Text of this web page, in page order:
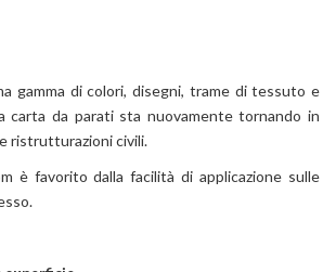
gamma di colori, disegni, trame di tessuto e
carta da parati sta nuovamente tornando in
ristrutturazioni civili.
è favorito dalla facilità di applicazione sulle